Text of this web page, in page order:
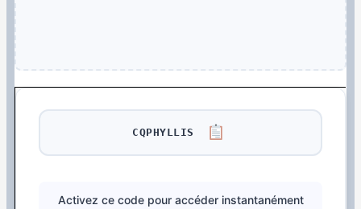
CQPHYLLIS
Activez ce code pour accéder instantanément